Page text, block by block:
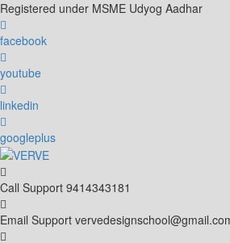
Skip
to
content
Registered under MSME Udyog Aadhar
facebook
youtube
linkedin
googleplus
Call Support 9414343181
Email Support